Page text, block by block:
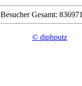
Besucher Gesamt: 836971
© diphputz